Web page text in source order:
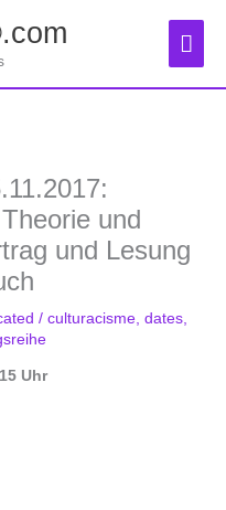
und
und Lesung
/culturacisme ,dates
Uhr